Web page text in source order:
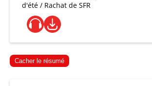
d'été / Rachat de SFR
Cacher le résumé